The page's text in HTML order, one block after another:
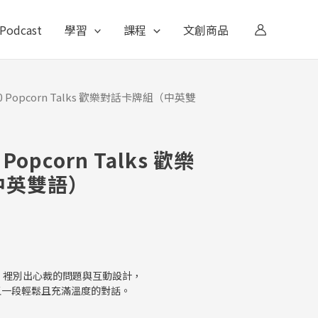
學習 課程 文創商品
Popcorn Talks 歡樂對話卡牌組（中英雙
Talks 歡樂
雙語）
別出心裁的問題與互動設計，
段輕鬆且充滿溫度的對話。